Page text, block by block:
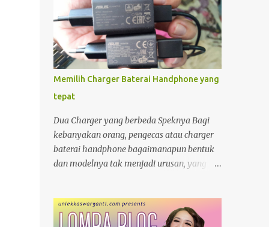
Memilih Charger Baterai Handphone yang
tepat
Dua Charger yang berbeda Speknya Bagi
kebanyakan orang, pengecas atau charger
baterai handphone bagaimanapun bentuk
dan modelnya tak menjadi urusan, yang
Kalau di rumah, yang gadget atau
smartphonenya memiliki terminal yang